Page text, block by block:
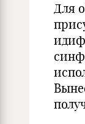
Для